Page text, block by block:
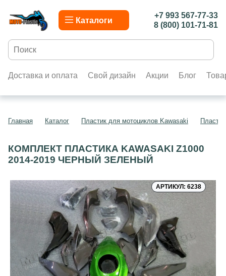
Каталоги
+7 993 567-77-33
8 (800) 101-71-81
Доставка и оплата Свой дизайн Акции Блог
Главная Каталог Пластик для мотоциклов Kawasaki
КОМПЛЕКТ ПЛАСТИКА KAWASAKI Z1000
2014-2019 ЧЕРНЫЙ ЗЕЛЕНЫЙ
АРТИКУЛ: 6238